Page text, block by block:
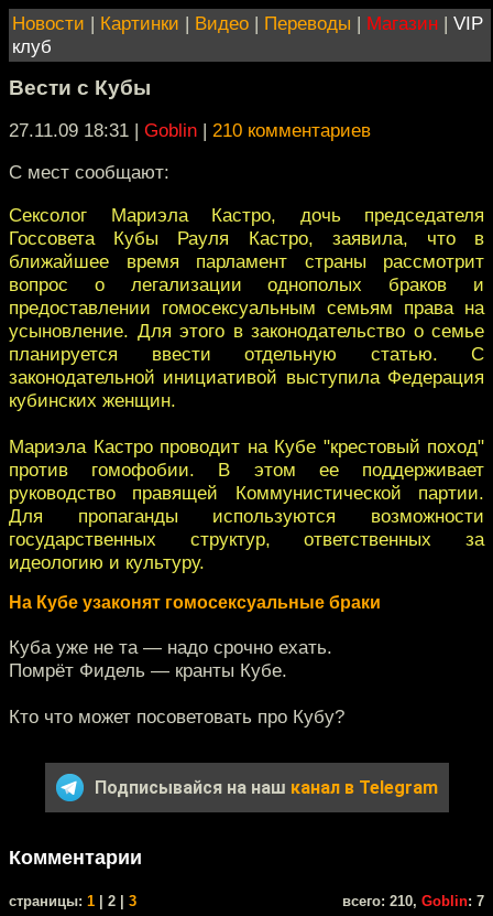
Новости | Картинки | Видео | Переводы | Магазин | VIP
клуб
Вести с Кубы
27.11.09 18:31 | Goblin | 210 комментариев
С мест сообщают:
Сексолог Мариэла Кастро, дочь председателя
Госсовета Кубы Рауля Кастро, заявила, что в
ближайшее время парламент страны рассмотрит
вопрос о легализации однополых браков и
предоставлении гомосексуальным семьям права на
усыновление. Для этого в законодательство о семье
планируется ввести отдельную статью. С
законодательной инициативой выступила Федерация
кубинских женщин.
Мариэла Кастро проводит на Кубе "крестовый поход"
против гомофобии. В этом ее поддерживает
руководство правящей Коммунистической партии.
Для пропаганды используются возможности
государственных структур, ответственных за
идеологию и культуру.
На Кубе узаконят гомосексуальные браки
Куба уже не та — надо срочно ехать.
Помрёт Фидель — кранты Кубе.
Кто что может посоветовать про Кубу?
Подписывайся на наш канал в Telegram
Комментарии
cтраницы: 1 | 2 | 3 всего: 210, Goblin: 7